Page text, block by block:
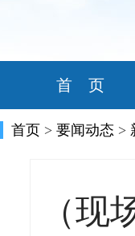
首 页
首页 > 要闻动态 >
（